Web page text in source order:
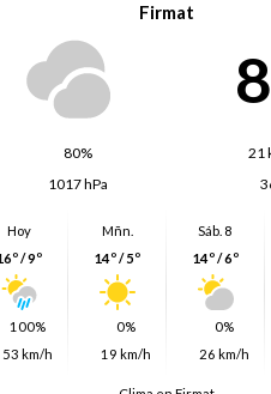
Firmat
80%
21
1017 hPa
Hoy
/ 9º
100%
53 km/h
Mñn.
14º / 5º
0%
19 km/h
Sáb. 8
14º / 6º
0%
26 km/h